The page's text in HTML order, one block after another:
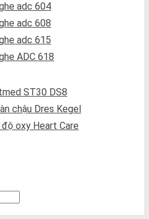
adc 604
adc 608
adc 615
ADC 618
ST30 DS8
chậu Dres Kegel
oxy Heart Care